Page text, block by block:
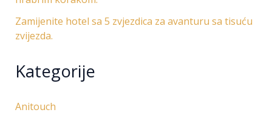
Zamijenite hotel sa 5 zvjezdica za avanturu sa tisuću
zvijezda.
Kategorije
Anitouch